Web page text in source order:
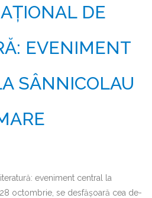
DE
EVENIMENT
SÂNNICOLAU
eveniment central la
octombrie, se desfășoară cea de-